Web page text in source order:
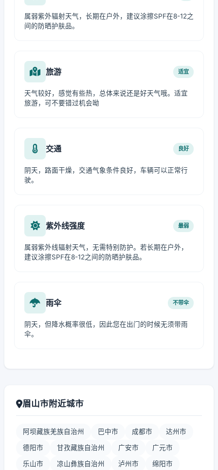
属弱紫外辐射天气，长期在户外，建议涂擦SPF在8-12之
间的防晒护肤品。
旅游 适宜
天气较好，感觉有些热，总体来说还是好天气哦。适宜
旅游，可不要错过机会呦
交通 良好
阴天，路面干燥，交通气象条件良好，车辆可以正常行
驶。
紫外线强度 最弱
属弱紫外线辐射天气，无需特别防护。若长期在户外，
建议涂擦SPF在8-12之间的防晒护肤品。
雨伞 不带伞
阴天，但降水概率很低，因此您在出门的时候无须带雨
伞。
眉山市附近城市
阿坝藏族羌族自治州 巴中市 成都市 达州市
德阳市 甘孜藏族自治州 广安市 广元市
乐山市 凉山彝族自治州 泸州市 绵阳市